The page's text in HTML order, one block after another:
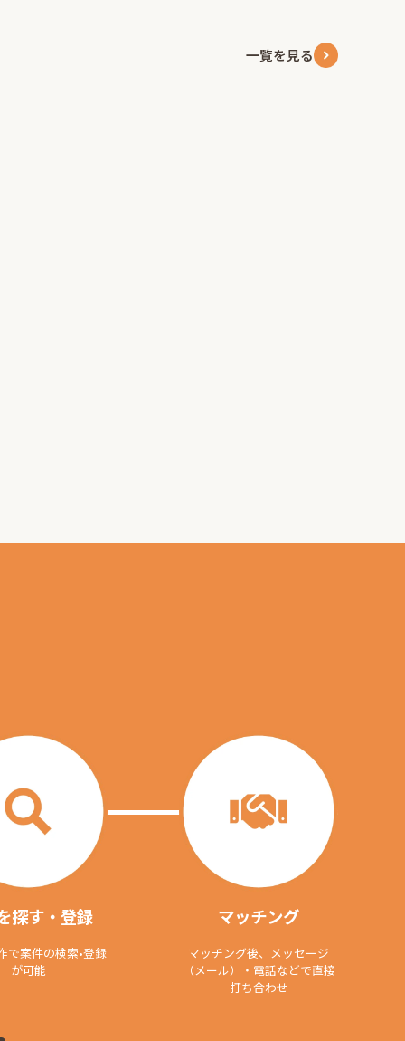
一覧を見る
探す・登録
で案件の検索•登録
が可能
マッチング
マッチング後、メッセージ
（メール）・電話などで直接
打ち合わせ